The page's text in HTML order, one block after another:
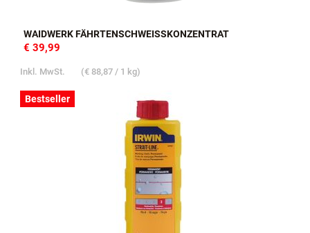
WAIDWERK FÄHRTENSCHWEISSKONZENTRAT
€ 39,99
Inkl. MwSt. (€ 88,87 / 1 kg)
Bestseller